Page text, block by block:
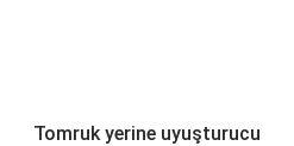
Tomruk yerine uyuşturucu